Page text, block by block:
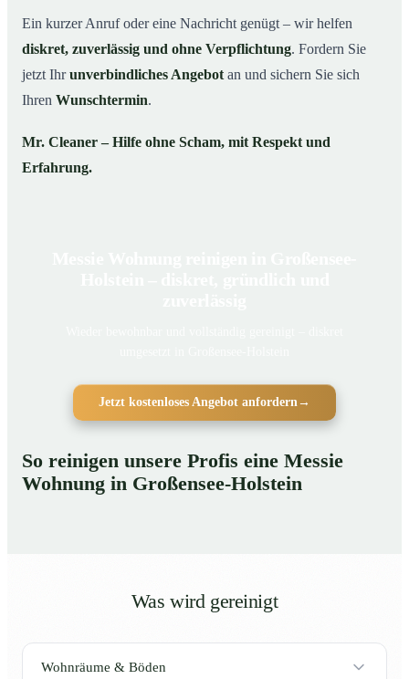
Ein kurzer Anruf oder eine Nachricht genügt – wir helfen
diskret, zuverlässig und ohne Verpflichtung. Fordern Sie
jetzt Ihrunverbindliches Angebot an und sichern Sie sich
Ihren Wunschtermin.
Mr. Cleaner – Hilfe ohne Scham, mit Respekt und
Erfahrung.
Jetzt kostenloses Angebot anfordern→
So reinigen unsere Profis eine Messie
Wohnung in Großensee-Holstein
Was wird gereinigt
Wohnräume & Böden